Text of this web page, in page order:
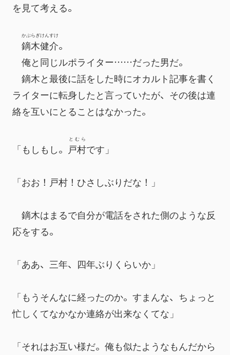
を見て考える。
鏑木
かぶらぎ
健介
けんすけ
。
俺と同じルポライター……だった男だ。
鏑木と最後に話をした時にオカルト記事を書く
ライターに転身したと言っていたが、その後は連
絡を互いにとることはなかった。
「もしもし。 戸村
とむら
です」
「おお！戸村！ひさしぶりだな！」
鏑木はまるで自分が電話をされた側のような反
応をする。
「ああ、三年、四年ぶりくらいか」
「もうそんなに経ったのか。すまんな、ちょっと
忙しくてなかなか連絡が出来なくてな」
「それはお互い様だ。俺も似たようなもんだから